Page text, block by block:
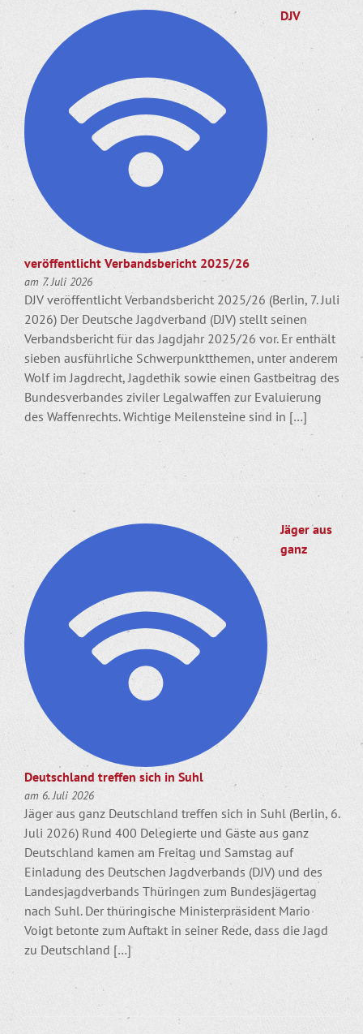
DJV
veröffentlicht Verbandsbericht 2025/26
am 7. Juli 2026
DJV veröffentlicht Verbandsbericht 2025/26 (Berlin, 7. Juli
2026) Der Deutsche Jagdverband (DJV) stellt seinen
Verbandsbericht für das Jagdjahr 2025/26 vor. Er enthält
sieben ausführliche Schwerpunktthemen, unter anderem
Wolf im Jagdrecht, Jagdethik sowie einen Gastbeitrag des
Bundesverbandes ziviler Legalwaffen zur Evaluierung
des Waffenrechts. Wichtige Meilensteine sind in […]
Jäger aus
ganz
Deutschland treffen sich in Suhl
am 6. Juli 2026
Jäger aus ganz Deutschland treffen sich in Suhl (Berlin, 6.
Juli 2026) Rund 400 Delegierte und Gäste aus ganz
Deutschland kamen am Freitag und Samstag auf
Einladung des Deutschen Jagdverbands (DJV) und des
Landesjagdverbands Thüringen zum Bundesjägertag
nach Suhl. Der thüringische Ministerpräsident Mario
Voigt betonte zum Auftakt in seiner Rede, dass die Jagd
zu Deutschland […]